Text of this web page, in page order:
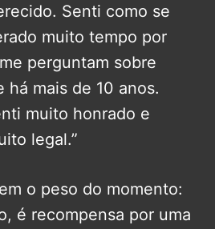
Senti como se
muito tempo por
perguntam sobre
há mais de 10 anos.
muito honrado e
legal.”
o peso do momento:
é recompensa por uma